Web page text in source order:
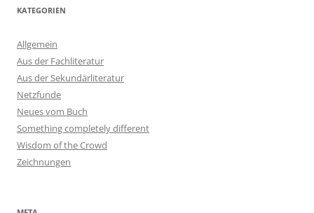
KATEGORIEN
Allgemein
Aus der Fachliteratur
Aus der Sekundärliteratur
Netzfunde
Neues vom Buch
Something completely different
Wisdom of the Crowd
Zeichnungen